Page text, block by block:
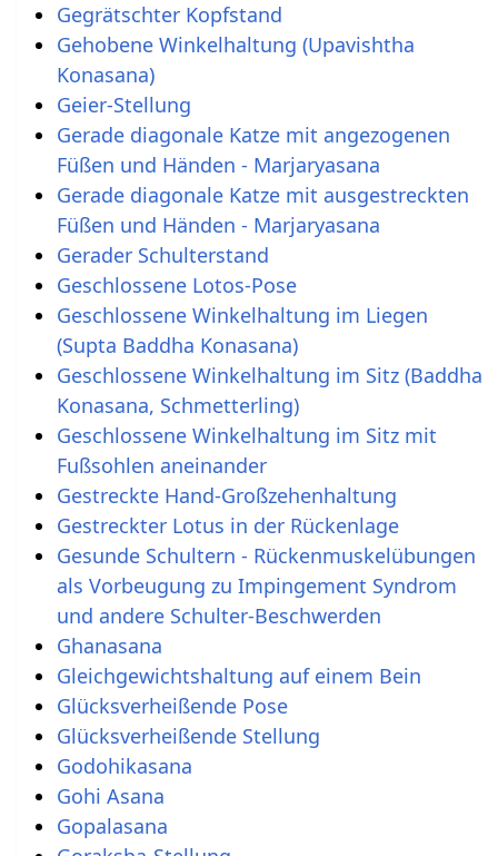
Gegrätschter Kopfstand
Gehobene Winkelhaltung (Upavishtha
Konasana)
Geier-Stellung
Gerade diagonale Katze mit angezogenen
Füßen und Händen - Marjaryasana
Gerade diagonale Katze mit ausgestreckten
Füßen und Händen - Marjaryasana
Gerader Schulterstand
Geschlossene Lotos-Pose
Geschlossene Winkelhaltung im Liegen
(Supta Baddha Konasana)
Geschlossene Winkelhaltung im Sitz (Baddha
Konasana, Schmetterling)
Geschlossene Winkelhaltung im Sitz mit
Fußsohlen aneinander
Gestreckte Hand-Großzehenhaltung
Gestreckter Lotus in der Rückenlage
Gesunde Schultern - Rückenmuskelübungen
als Vorbeugung zu Impingement Syndrom
und andere Schulter-Beschwerden
Ghanasana
Gleichgewichtshaltung auf einem Bein
Glücksverheißende Pose
Glücksverheißende Stellung
Godohikasana
Gohi Asana
Gopalasana